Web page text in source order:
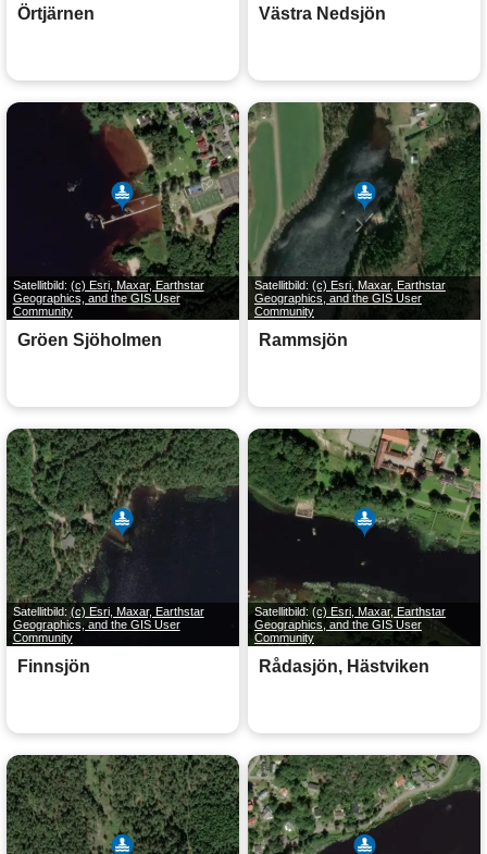
Örtjärnen Västra Nedsjön
Satellitbild: (c) Esri, Maxar, Earthstar
Geographics, and the GIS User
Community
Gröen Sjöholmen
Satellitbild: (c) Esri, Maxar, Earthstar
Geographics, and the GIS User
Community
Rammsjön
Satellitbild: (c) Esri, Maxar, Earthstar
Geographics, and the GIS User
Community
Finnsjön
Satellitbild: (c) Esri, Maxar, Earthstar
Geographics, and the GIS User
Community
Rådasjön, Hästviken